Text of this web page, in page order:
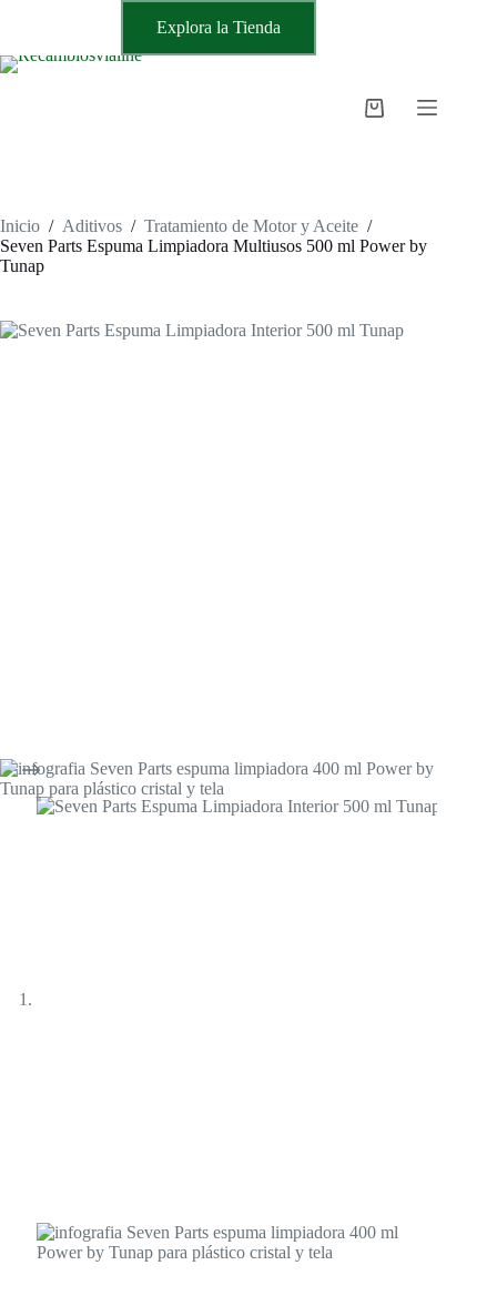
Explora la Tienda
Carro
Inicio / Aditivos / Tratamiento de Motor y Aceite /
Seven Parts Espuma Limpiadora Multiusos 500 ml Power by
Tunap